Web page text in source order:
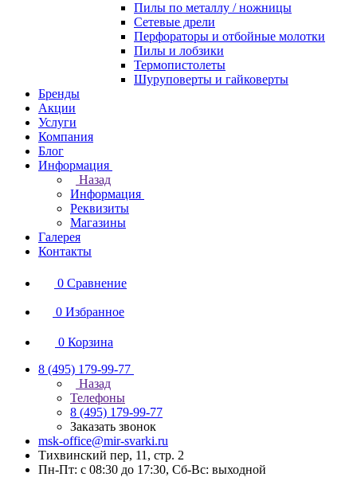
Пилы по металлу / ножницы
Сетевые дрели
Перфораторы и отбойные молотки
Пилы и лобзики
Термопистолеты
Шуруповерты и гайковерты
Бренды
Акции
Услуги
Компания
Блог
Информация
Назад
Информация
Реквизиты
Магазины
Галерея
Контакты
0 Сравнение
0 Избранное
0 Корзина
8 (495) 179-99-77
Назад
Телефоны
8 (495) 179-99-77
Заказать звонок
msk-office@mir-svarki.ru
Тихвинский пер, 11, стр. 2
Пн-Пт: с 08:30 до 17:30, Сб-Вс: выходной